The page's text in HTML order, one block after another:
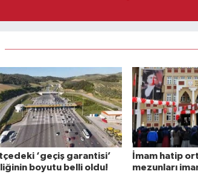
‘geçiş garantisi’
boyutu belli oldu!
İmam hatip
mezunları